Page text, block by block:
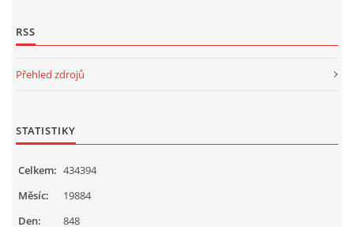
RSS
Přehled zdrojů
STATISTIKY
Celkem: 434394
Měsíc:
19884
Den:
848